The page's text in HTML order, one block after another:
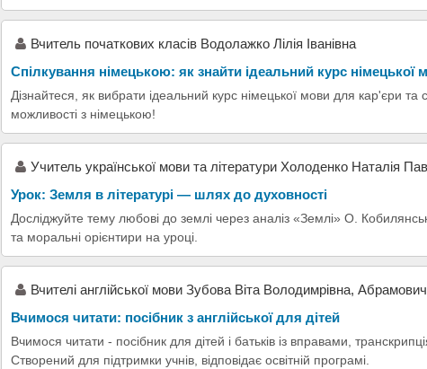
Вчитель початкових класів Водолажко Лілія Іванівна
Спілкування німецькою: як знайти ідеальний курс німецької
Дізнайтеся, як вибрати ідеальний курс німецької мови для кар'єри та
можливості з німецькою!
Учитель української мови та літератури Холоденко Наталія
Урок: Земля в літературі — шлях до духовності
Досліджуйте тему любові до землі через аналіз «Землі» О.
та моральні орієнтири на уроці.
Вчителі англійської мови Зубова Віта Володимрівна,
Вчимося читати: посібник з англійської для дітей
Вчимося читати - посібник для дітей і батьків із вправами,
Створений для підтримки учнів, відповідає освітній програмі.